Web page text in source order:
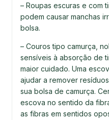
– Roupas escuras e com
podem causar manchas
bolsa.
– Couros tipo camurça,
sensíveis à absorção de
maior cuidado. Uma
ajudar a remover
sua bolsa de camurça.
escova no sentido da
as fibras em sentidos